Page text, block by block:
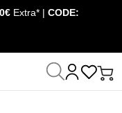
Inhalt
Extra* | CODE: